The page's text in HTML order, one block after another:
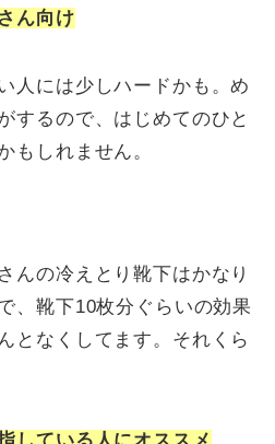
ん向け
人には少しハードかも。め
するので、はじめてのひと
もしれません。
んの冷えとり靴下はかなり
、靴下10枚分ぐらいの効果
となくしてます。それくら